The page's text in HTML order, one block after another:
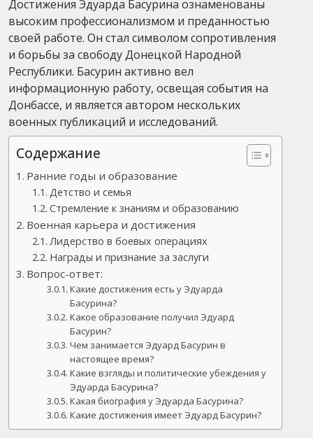
Достижения Эдуарда Басурина ознаменованы
высоким профессионализмом и преданностью
своей работе. Он стал символом сопротивления
и борьбы за свободу Донецкой Народной
Республики. Басурин активно вел
информационную работу, освещая события на
Донбассе, и является автором нескольких
военных публикаций и исследований.
Содержание
Ранние годы и образование
Детство и семья
Стремление к знаниям и образованию
Военная карьера и достижения
Лидерство в боевых операциях
Награды и признание за заслуги
Вопрос-ответ:
Какие достижения есть у Эдуарда
Басурина?
Какое образование получил Эдуард
Басурин?
Чем занимается Эдуард Басурин в
настоящее время?
Какие взгляды и политические убеждения у
Эдуарда Басурина?
Какая биография у Эдуарда Басурина?
Какие достижения имеет Эдуард Басурин?